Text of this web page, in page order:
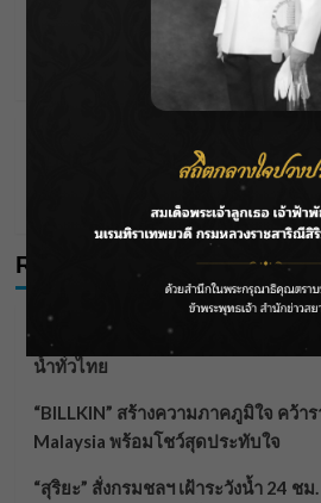
ใหม่ที่สดใสกว่าเดิม แต่ยอมรับว่าเ
วิวาห์ล่ม “กระติ๊บ ชวัลกร” ประกา
“ปั่น” ปิดฉากรักเกือบ 15 ปี
Recent Posts
ลุยไม่หยุด!! กรมชลฯ เร่งเคลียร์ผักตบ
น้ำทั่วไทย
“BILLKIN” สร้างความภาคภูมิใจ คว้า
Malaysia พร้อมโชว์สุดประทับใจ
“สุริยะ” สั่งกรมชลฯ เฝ้าระวังน้ำ 24 ช